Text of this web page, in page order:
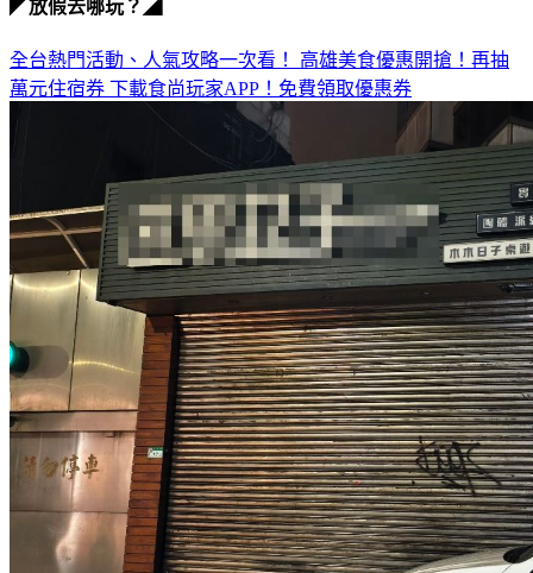
◤放假去哪玩？◢
全台熱門活動、人氣攻略一次看！ 高雄美食優惠開搶！再抽
萬元住宿券 下載食尚玩家APP！免費領取優惠券